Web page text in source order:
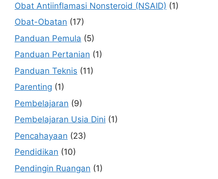
Obat Antiinflamasi Nonsteroid (NSAID) (1)
Obat-Obatan (17)
Panduan Pemula (5)
Panduan Pertanian (1)
Panduan Teknis (11)
Parenting (1)
Pembelajaran (9)
Pembelajaran Usia Dini (1)
Pencahayaan (23)
Pendidikan (10)
Pendingin Ruangan (1)